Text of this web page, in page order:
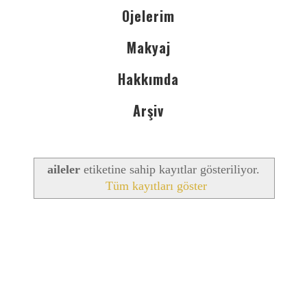
Ojelerim
Makyaj
Hakkımda
Arşiv
aileler etiketine sahip kayıtlar gösteriliyor.
Tüm kayıtları göster